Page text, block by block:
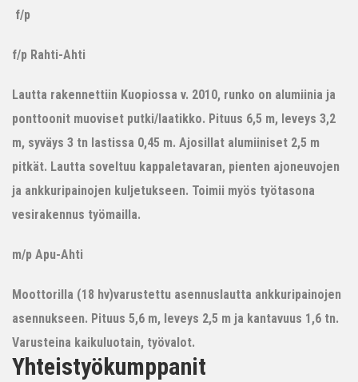
f/p
f/p Rahti-Ahti
Lautta rakennettiin Kuopiossa v. 2010, runko on alumiinia ja
ponttoonit muoviset putki/laatikko. Pituus 6,5 m, leveys 3,2
m, syväys 3 tn lastissa 0,45 m. Ajosillat alumiiniset 2,5 m
pitkät. Lautta soveltuu kappaletavaran, pienten ajoneuvojen
ja ankkuripainojen kuljetukseen. Toimii myös työtasona
vesirakennus työmailla.
m/p Apu-Ahti
Moottorilla (18 hv)varustettu asennuslautta ankkuripainojen
asennukseen. Pituus 5,6 m, leveys 2,5 m ja kantavuus 1,6 tn.
Varusteina kaikuluotain, työvalot.
Yhteistyökumppanit